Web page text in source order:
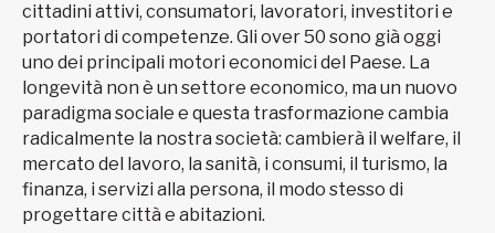
cittadini attivi, consumatori, lavoratori, investitori e
portatori di competenze. Gli over 50 sono già oggi
uno dei principali motori economici del Paese. La
longevità non è un settore economico, ma un nuovo
paradigma sociale e questa trasformazione cambia
radicalmente la nostra società: cambierà il welfare, il
mercato del lavoro, la sanità, i consumi, il turismo, la
finanza, i servizi alla persona, il modo stesso di
progettare città e abitazioni.